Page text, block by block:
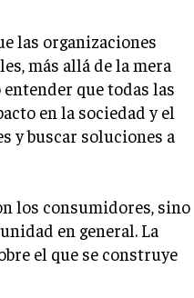
las organizaciones
más allá de la mera
que todas las
en la sociedad y el
y buscar soluciones a
los consumidores, sino
en general. La
el que se construye